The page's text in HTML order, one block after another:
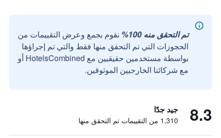
تم التحقق منه 100%
نقوم بجمع وعرض التقييمات من
الحجوزات التي تم التحقق منها فقط والتي تم إجراؤها
بواسطة مستخدمين حقيقيين مع HotelsCombined أو
مع شركائنا الخارجيين الموثوقين.
8.3 جيد جدًا
1,310 من التقييمات تم التحقق منها